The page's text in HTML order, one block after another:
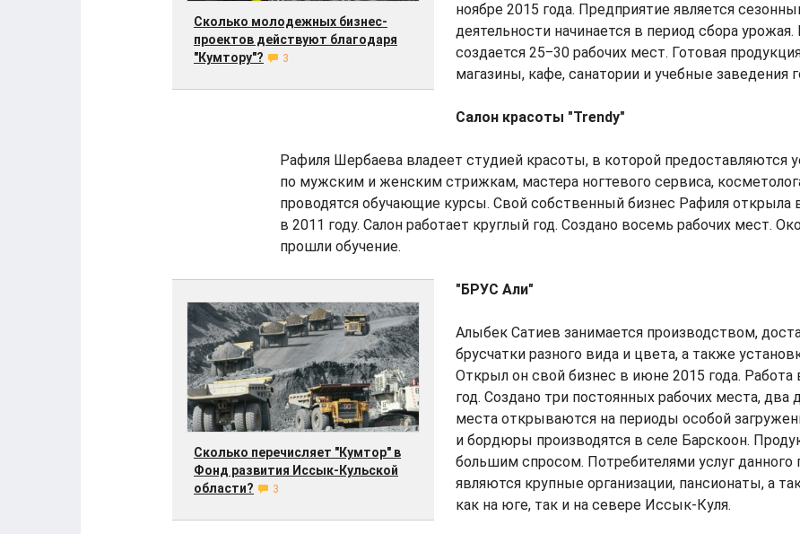
Сколько молодежных бизнес-
проектов действуют благодаря
"Кумтору"?
3
ноябре 2015 года. Предприятие является
деятельности начинается в период сбора
создается 25‒30 рабочих мест. Готовая
магазины, кафе, санатории и учебные заведения
Салон красоты "Trendy"
Рафиля Шербаева владеет студией красоты, в которой предоставляются
по мужским и женским стрижкам, мастера ногтевого сервиса,
проводятся обучающие курсы. Свой собственный бизнес Рафиля открыла
в 2011 году. Салон работает круглый год. Создано восемь рабочих мест.
прошли обучение.
Сколько перечисляет "Кумтор" в
Фонд развития Иссык-Кульской
области?
3
"БРУС Али"
Алыбек Сатиев занимается производством,
брусчатки разного вида и цвета, а также
Открыл он свой бизнес в июне 2015 года. Работа
год. Создано три постоянных рабочих места, два
места открываются на периоды особой
и бордюры производятся в селе Барскоон.
большим спросом. Потребителями услуг данного
являются крупные организации, пансионаты, а
как на юге, так и на севере Иссык-Куля.